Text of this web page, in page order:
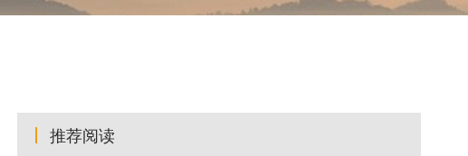
推荐阅读